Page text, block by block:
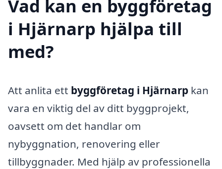
Vad kan en byggföretag
i Hjärnarp hjälpa till
med?
Att anlita ett byggföretag i Hjärnarp kan
vara en viktig del av ditt byggprojekt,
oavsett om det handlar om
nybyggnation, renovering eller
tillbyggnader. Med hjälp av professionella